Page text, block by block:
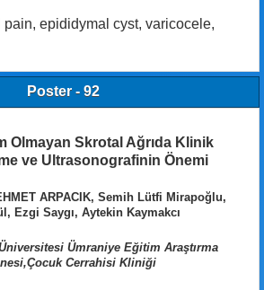
pain, epididymal cyst, varicocele,
Poster - 92
Olmayan Skrotal Ağrıda Klinik
ve Ultrasonografinin Önemi
ARPACIK, Semih Lütfi Mirapoğlu,
Ezgi Saygı, Aytekin Kaymakcı
Ümraniye Eğitim Araştırma
Cerrahisi Kliniği